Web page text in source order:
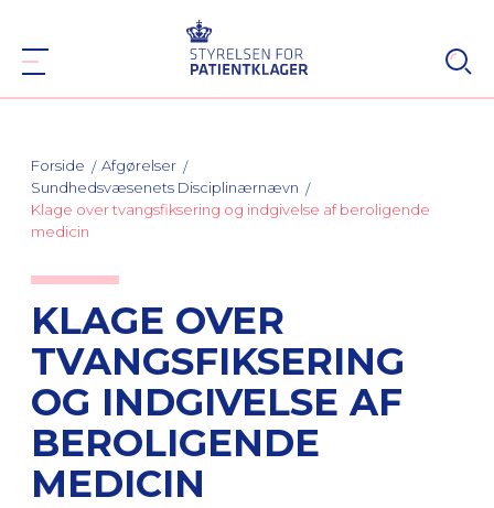
Forside
Afgørelser
Sundhedsvæsenets Disciplinærnævn
Klage over tvangsfiksering og indgivelse af beroligende
medicin
KLAGE OVER
TVANGSFIKSERING
OG INDGIVELSE AF
BEROLIGENDE
MEDICIN